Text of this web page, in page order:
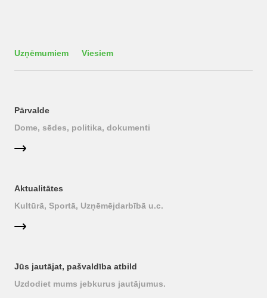
Uzņēmumiem Viesiem
Pārvalde
Dome, sēdes, politika, dokumenti
Aktualitātes
Kultūrā, Sportā, Uzņēmējdarbībā u.c.
Jūs jautājat, pašvaldība atbild
Uzdodiet mums jebkurus jautājumus.